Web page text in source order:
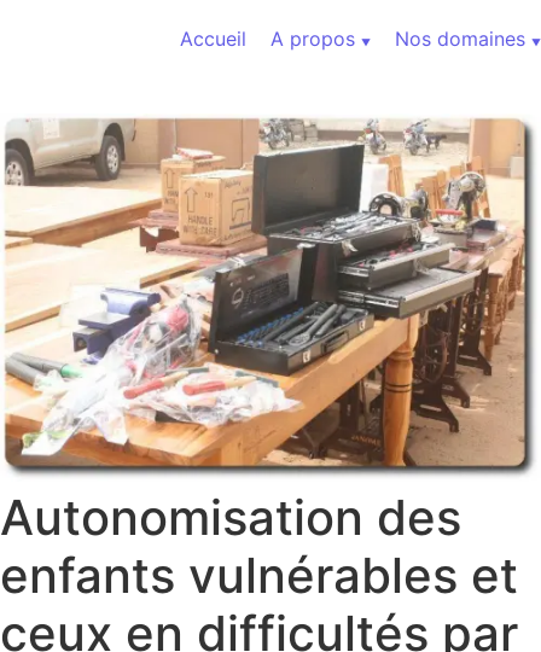
Accueil
A propos Nos domaines
Autonomisation des
enfants vulnérables et
ceux en difficultés par